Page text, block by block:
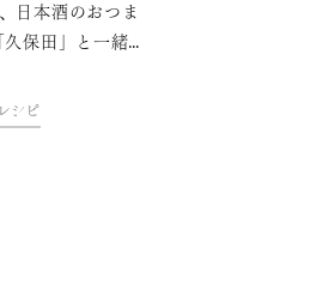
日本酒のおつま
保田」と一緒
シピ